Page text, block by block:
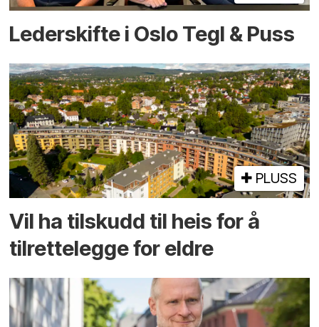
Lederskifte i Oslo Tegl & Puss
PLUSS
Vil ha tilskudd til heis for å
tilrettelegge for eldre